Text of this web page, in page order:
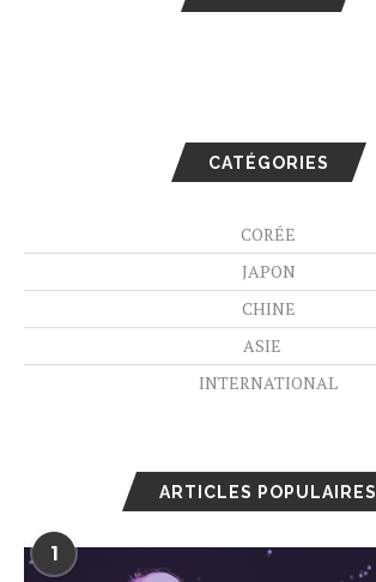
CATÉGORIES
CORÉE
JAPON
CHINE
ASIE
INTERNATIONAL
ARTICLES POPULAIRES
1